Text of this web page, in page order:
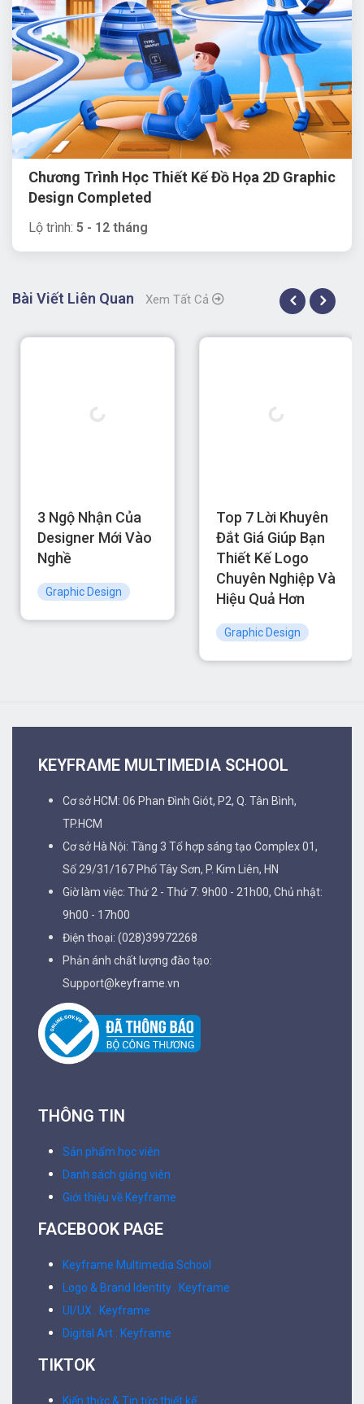
Chương Trình Học Thiết Kế Đồ Họa 2D Graphic
Design Completed
Lộ trình: 5 - 12 tháng
Bài Viết Liên Quan Xem Tất Cả
3 Ngộ Nhận Của
Designer Mới Vào
Nghề
Graphic Design
Top 7 Lời Khuyên
Đắt Giá Giúp Bạn
Thiết Kế Logo
Chuyên Nghiệp Và
Hiệu Quả Hơn
Graphic Design
KEYFRAME MULTIMEDIA SCHOOL
Cơ sở HCM: 06 Phan Đình Giót, P2, Q. Tân Bình,
TP.HCM
Cơ sở Hà Nội: Tầng 3 Tổ hợp sáng tạo Complex 01,
Số 29/31/167 Phố Tây Sơn, P. Kim Liên, HN
Giờ làm việc: Thứ 2 - Thứ 7: 9h00 - 21h00, Chủ nhật:
9h00 - 17h00
Điện thoại: (028)39972268
Phản ánh chất lượng đào tạo:
Support@keyframe.vn
THÔNG TIN
Sản phẩm học viên
Danh sách giảng viên
Giới thiệu về Keyframe
FACEBOOK PAGE
Keyframe Multimedia School
Logo & Brand Identity . Keyframe
UI/UX . Keyframe
Digital Art . Keyframe
TIKTOK
Kiến thức & Tin tức thiết kế